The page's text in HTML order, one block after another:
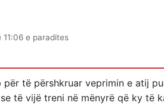
11:06 e paradites
të përshkruar veprimin e atij
të vijë treni në mënyrë që ky të